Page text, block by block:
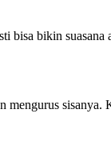
bisa bikin
sisanya.